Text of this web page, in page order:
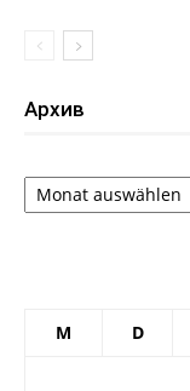
Архив
Архив
M D